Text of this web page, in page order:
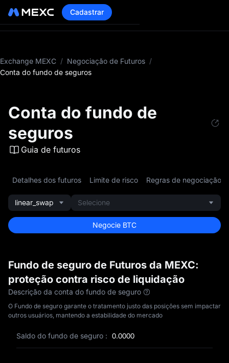
Cadastrar
Exchange MEXC / Negociação de Futuros /
Conta do fundo de seguros
Conta do fundo de
seguros
Guia de futuros
Detalhes dos futuros Limite de risco Regras de negociação
linear_swap Selecione
Negocie BTC
Fundo de seguro de Futuros da MEXC:
proteção contra risco de liquidação
Descrição da conta do fundo de seguro
O Fundo de seguro garante o tratamento justo das posições sem impactar
outros usuários, mantendo a estabilidade do mercado
Saldo do fundo de seguro : 0.0000